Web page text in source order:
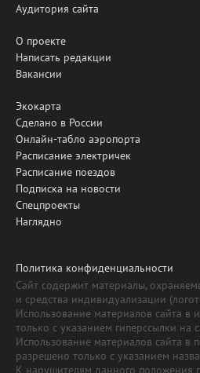
Аудитория сайта
О проекте
Написать редакции
Вакансии
Экокарта
Сделано в России
Онлайн-табло аэропорта
Расписание электричек
Расписание поездов
Подписка на новости
Спецпроекты
Наглядно
Политика конфиденциальности
Сайт содержит материалы,
и средства индивидуализации
Использование материалов сайта в
только с указанием гиперссылки на
Использование материалов сайта в
разрешено только с указанием
К нарушителям данного положения